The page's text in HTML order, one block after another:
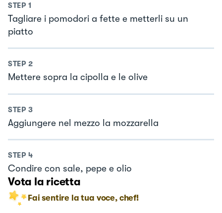
STEP 1
Tagliare i pomodori a fette e metterli su un
piatto
STEP 2
Mettere sopra la cipolla e le olive
STEP 3
Aggiungere nel mezzo la mozzarella
STEP 4
Condire con sale, pepe e olio
Vota la ricetta
Fai sentire la tua voce, chef!